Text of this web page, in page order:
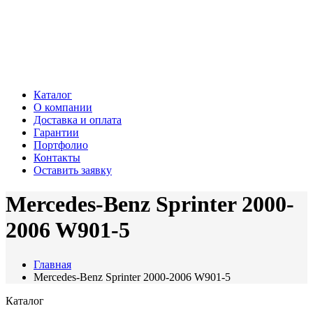
Каталог
О компании
Доставка и оплата
Гарантии
Портфолио
Контакты
Оставить заявку
Mercedes-Benz Sprinter 2000-
2006 W901-5
Главная
Mercedes-Benz Sprinter 2000-2006 W901-5
Каталог